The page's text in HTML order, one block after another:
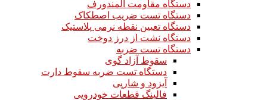
دستگاه مقاومت المندورف
دستگاه تست ضریب اصطکاک
دستگاه تعیین نقطه نرمی پلاستیک
دستگاه نشت از درز دوخت
دستگاه تست ضربه
سقوط آزاد گوی
دستگاه تست ضربه سقوط دارت
آیزود و شارپی
فالینگ قطعات خودرویی